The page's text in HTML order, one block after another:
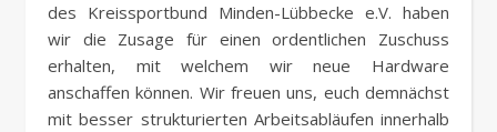
des Kreissportbund Minden-Lübbecke e.V. haben
wir die Zusage für einen ordentlichen Zuschuss
erhalten, mit welchem wir neue Hardware
anschaffen können. Wir freuen uns, euch demnächst
mit besser strukturierten Arbeitsabläufen innerhalb